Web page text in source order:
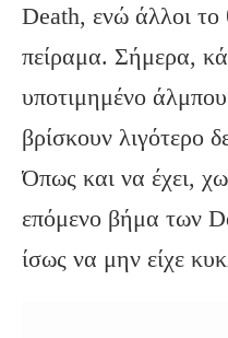
Death, ενώ άλλοι
πείραμα. Σήμερα,
υποτιμημένο
βρίσκουν λιγότερο
Όπως και να έχει,
επόμενο βήμα των
ίσως να μην είχε